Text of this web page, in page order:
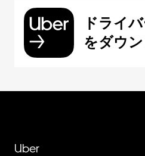
ドライ
をダウ
Uber